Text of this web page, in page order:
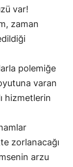
var!
zaman
polemiğe
varan
hizmetlerin
zorlanacağı
arzu